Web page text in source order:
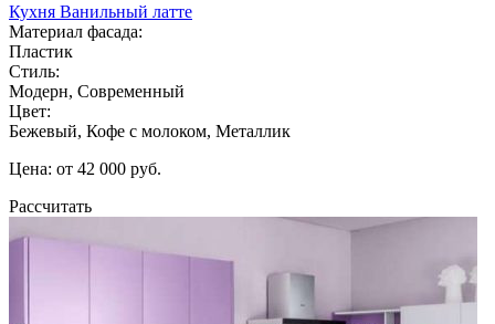
Кухня Ванильный латте
Материал фасада:
Пластик
Стиль:
Модерн, Современный
Цвет:
Бежевый, Кофе с молоком, Металлик
Цена: от 42 000 руб.
Рассчитать